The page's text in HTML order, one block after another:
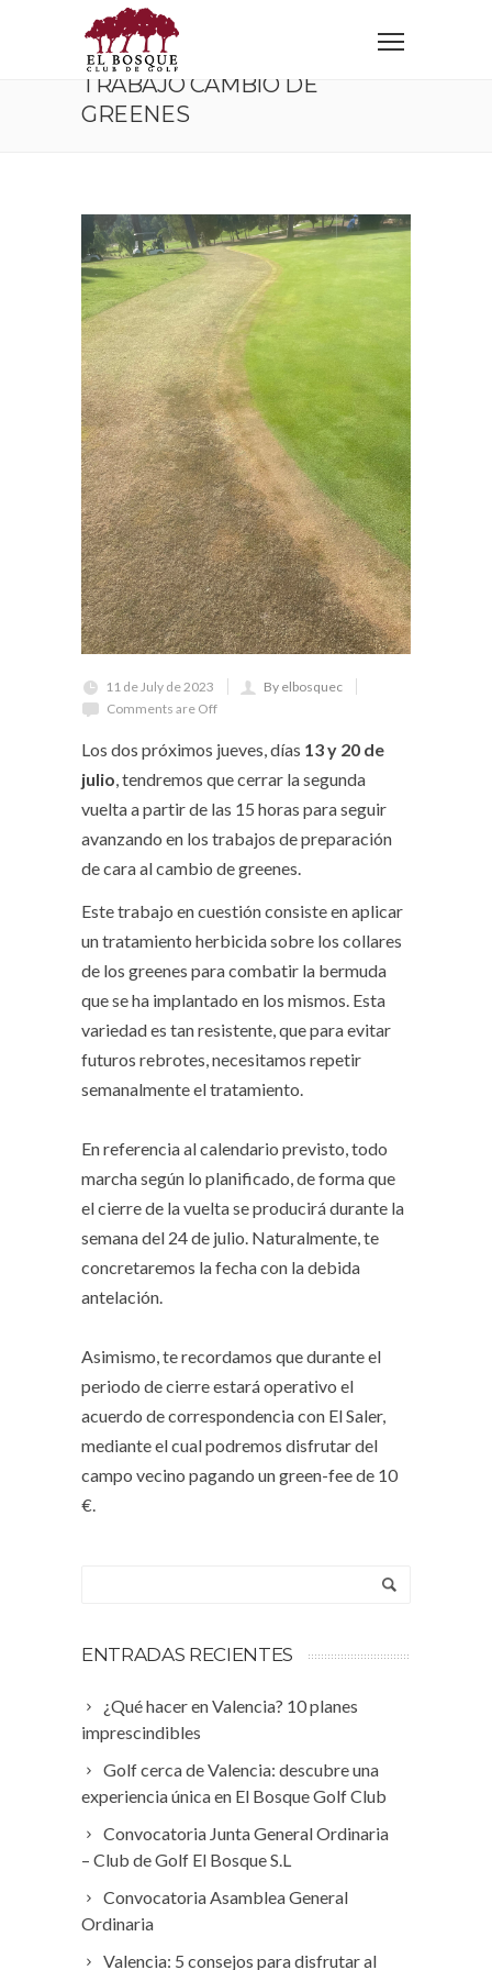
Home Corporativo Trabajo cambio de greenes
TRABAJO CAMBIO DE
GREENES
11 de July de 2023
By elbosquec
Comments are Off
Los dos próximos jueves, días 13 y 20 de
julio, tendremos que cerrar la segunda
vuelta a partir de las 15 horas para seguir
avanzando en los trabajos de preparación
de cara al cambio de greenes.
Este trabajo en cuestión consiste en aplicar
un tratamiento herbicida sobre los collares
de los greenes para combatir la bermuda
que se ha implantado en los mismos. Esta
variedad es tan resistente, que para evitar
futuros rebrotes, necesitamos repetir
semanalmente el tratamiento.
En referencia al calendario previsto, todo
marcha según lo planificado, de forma que
el cierre de la vuelta se producirá durante la
semana del 24 de julio. Naturalmente, te
concretaremos la fecha con la debida
antelación.
Asimismo, te recordamos que durante el
periodo de cierre estará operativo el
acuerdo de correspondencia con El Saler,
mediante el cual podremos disfrutar del
campo vecino pagando un green-fee de 10
€.
ENTRADAS RECIENTES
¿Qué hacer en Valencia? 10 planes
imprescindibles
Golf cerca de Valencia: descubre una
experiencia única en El Bosque Golf Club
Convocatoria Junta General Ordinaria
– Club de Golf El Bosque S.L
Convocatoria Asamblea General
Ordinaria
Valencia: 5 consejos para disfrutar al